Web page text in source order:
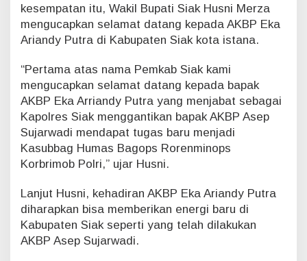
a
r
w
d
kesempatan itu, Wakil Bupati Siak Husni Merza
mengucapkan selamat datang kepada AKBP Eka
Ariandy Putra di Kabupaten Siak kota istana.
“Pertama atas nama Pemkab Siak kami
mengucapkan selamat datang kepada bapak
AKBP Eka Arriandy Putra yang menjabat sebagai
Kapolres Siak menggantikan bapak AKBP Asep
Sujarwadi mendapat tugas baru menjadi
Kasubbag Humas Bagops Rorenminops
Korbrimob Polri,” ujar Husni.
Lanjut Husni, kehadiran AKBP Eka Ariandy Putra
diharapkan bisa memberikan energi baru di
Kabupaten Siak seperti yang telah dilakukan
AKBP Asep Sujarwadi.